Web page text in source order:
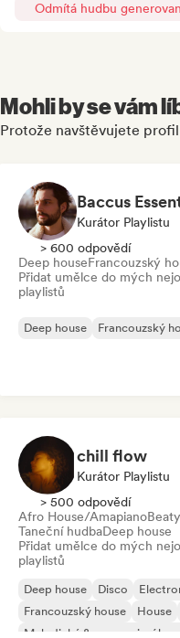
Odmítá hudbu
Mohli by se vám
Protože navštěvujete
Baccus
Kurátor Playlistu
> 600 odpovědí
Deep houseFrancouzský
Přidat umělce do mých
playlistů
Deep house Francouzský
chill flow
Kurátor Playlistu
> 500 odpovědí
Afro House/Amapiano
Taneční hudbaDeep house
Přidat umělce do mých
playlistů
Deep house Disco
Francouzský house
House
Melodický & progresivní